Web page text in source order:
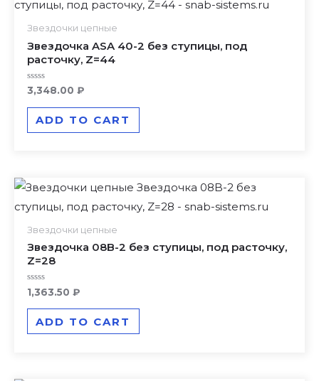
Звездочки цепные
Звездочка ASA 40-2 без ступицы, под
расточку, Z=44
Rated
out
3,348.00 ₽
ADD TO CART
Звездочки цепные
Звездочка 08B-2 без ступицы, под расточку,
Z=28
Rated
0
out
1,363.50 ₽
ADD TO CART